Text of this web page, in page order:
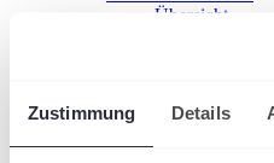
Zustimmung Details
Übersicht
Jugend trainiert
Ehrenamt fördern